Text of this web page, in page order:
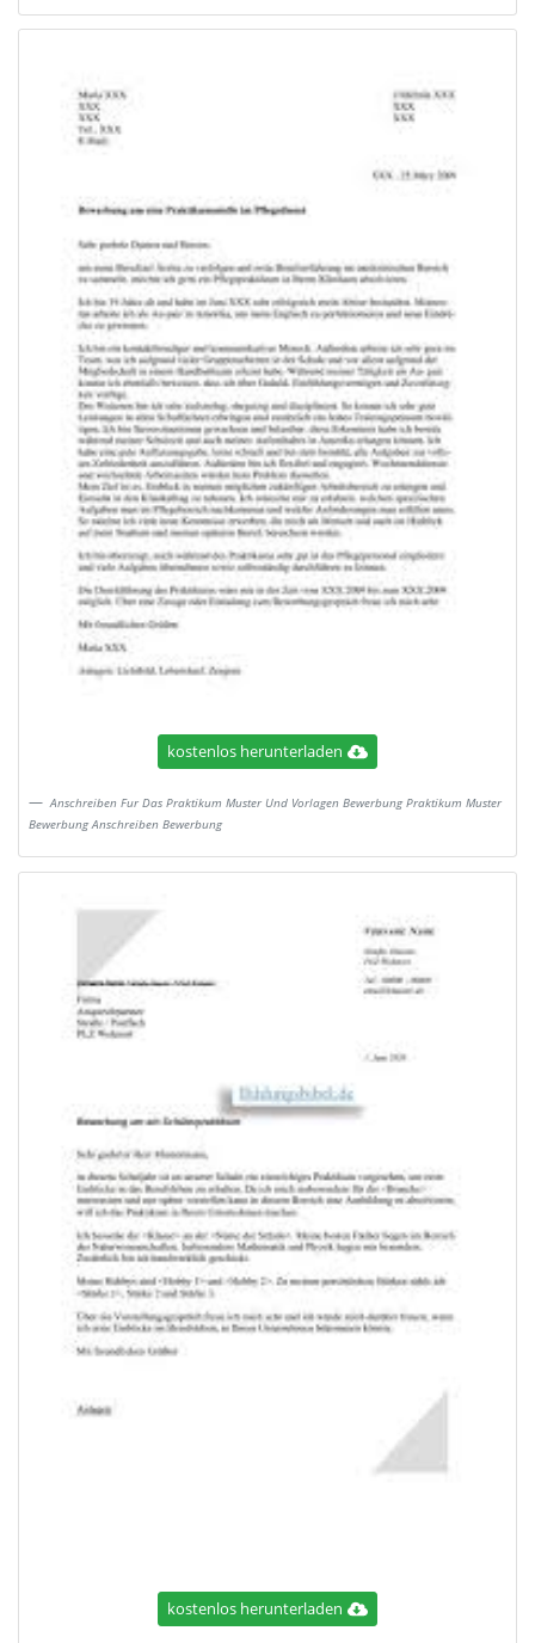
kostenlos herunterladen
Anschreiben Fur Das Praktikum Muster Und Vorlagen Bewerbung Praktikum Muster
Bewerbung Anschreiben Bewerbung
kostenlos herunterladen